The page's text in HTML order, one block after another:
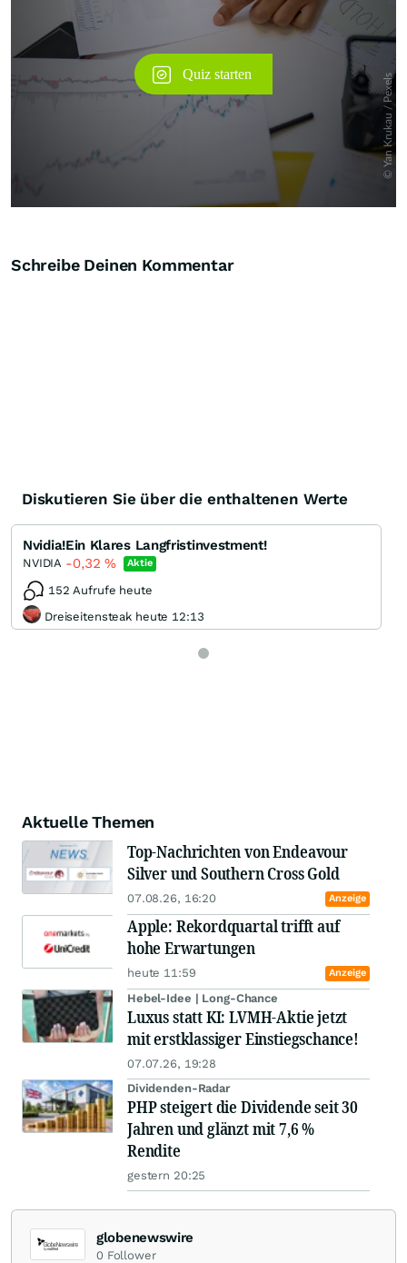
Schreibe Deinen Kommentar
Diskutieren Sie über die enthaltenen Werte
Nvidia!Ein Klares Langfristinvestment!
NVIDIA -0,32% Aktie
152 Aufrufe heute
Dreiseitensteak heute 12:13
Aktuelle Themen
Top-Nachrichten von Endeavour
Silver und Southern Cross Gold
07.08.26, 16:20 Anzeige
Apple: Rekordquartal trifft auf
hohe Erwartungen
heute 11:59 Anzeige
Hebel-Idee | Long-Chance
Luxus statt KI: LVMH-Aktie jetzt
mit erstklassiger Einstiegschance!
07.07.26, 19:28
Dividenden-Radar
PHP steigert die Dividende seit 30
Jahren und glänzt mit 7,6 %
Rendite
gestern 20:25
globenewswire
0 Follower